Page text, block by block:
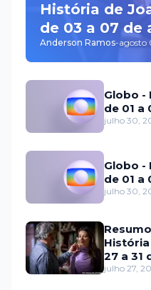
História de
de 03 a 07 de
Anderson Ramos-agosto
Globo -
de 01 a
julho 30,
Globo -
de 01 a
julho 30,
27 a 31
julho 27,